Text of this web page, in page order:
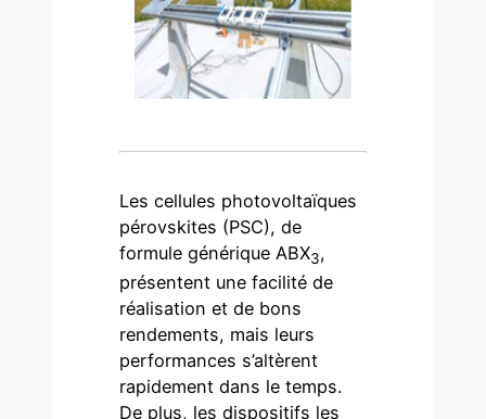
Les cellules photovoltaïques
pérovskites (PSC), de
formule générique ABX3,
présentent une facilité de
réalisation et de bons
rendements, mais leurs
performances s’altèrent
rapidement dans le temps.
De plus, les dispositifs les